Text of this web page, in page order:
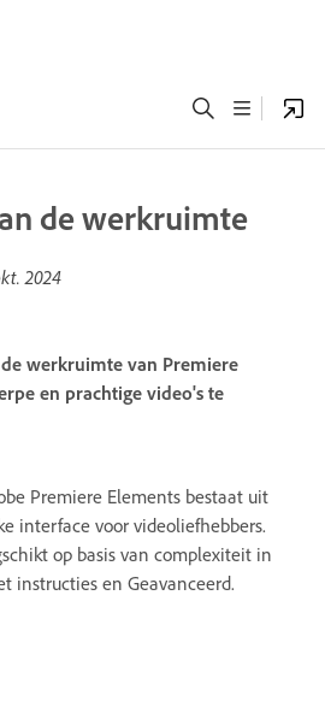
de werkruimte
2024
werkruimte van Premiere
en prachtige video's te
Premiere Elements bestaat uit
interface voor videoliefhebbers.
op basis van complexiteit in
instructies en Geavanceerd.